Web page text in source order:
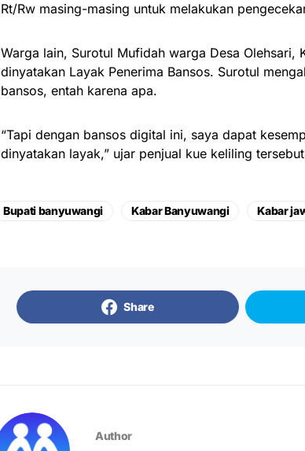
Rt/Rw masing-masing untuk melakukan
Warga lain, Surotul Mufidah warga Desa Olehsari,
dinyatakan Layak Penerima Bansos. Surotul
bansos, entah karena apa.
“Tapi dengan bansos digital ini, saya dapat
dinyatakan layak,” ujar penjual kue keliling
Bupati banyuwangi Kabar Banyuwangi Kabar
Share
Author